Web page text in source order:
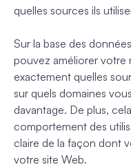
quelles sources ils
Sur la base des
pouvez améliorer votre
exactement quelles
sur quels domaines
davantage. De plus,
comportement des
claire de la façon dont
votre site Web.